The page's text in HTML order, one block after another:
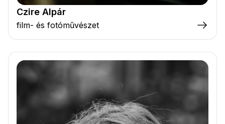
Czire Alpár
film- és fotóművészet